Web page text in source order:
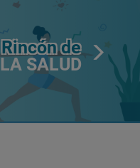
Rincón de
LA SALUD